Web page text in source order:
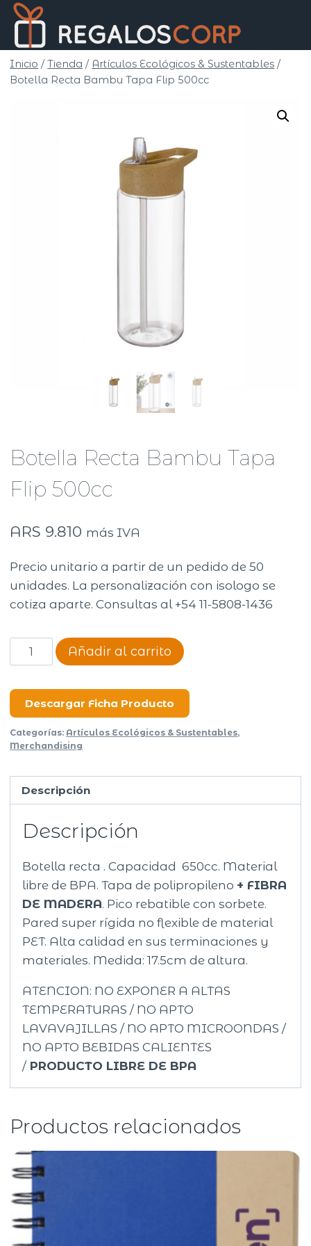
Saltar
contenido
Inicio / Tienda / Artículos Ecológicos & Sustentables /
Botella Recta Bambu Tapa Flip 500cc
Botella Recta Bambu Tapa
Flip 500cc
ARS 9.810 más IVA
Precio unitario a partir de un pedido de 50
unidades. La personalización con isologo se
cotiza aparte. Consultas al +54 11-5808-1436
Botella
Recta
Tapa
Flip
500cc
Añadir al carrito
Descargar Ficha Producto
Categorías: Artículos Ecológicos & Sustentables,
Merchandising
Descripción
Descripción
Botella recta . Capacidad 650cc. Material
libre de BPA. Tapa de polipropileno + FIBRA
DE MADERA. Pico rebatible con sorbete.
Pared super rígida no flexible de material
PET. Alta calidad en sus terminaciones y
materiales. Medida: 17.5cm de altura.
ATENCION: NO EXPONER A ALTAS
TEMPERATURAS / NO APTO
LAVAVAJILLAS / NO APTO MICROONDAS /
NO APTO BEBIDAS CALIENTES
/ PRODUCTO LIBRE DE BPA
Productos relacionados